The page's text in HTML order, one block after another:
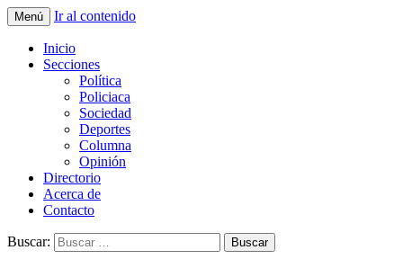
La Yunta de Tepic
Menú Ir al contenido
Inicio
Secciones
Política
Policiaca
Sociedad
Deportes
Columna
Opinión
Directorio
Acerca de
Contacto
Buscar: